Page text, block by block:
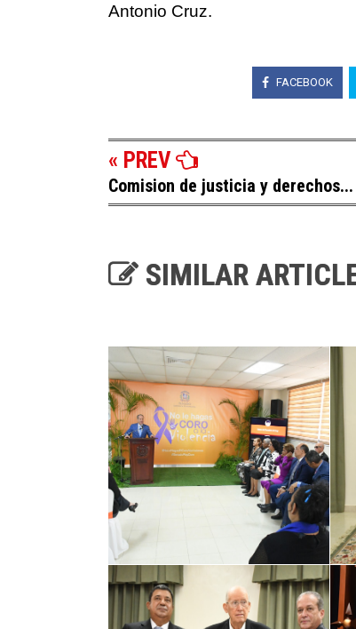
Antonio Cruz.
FACEBOOK
« PREV
Comision de justicia y derechos...
SIMILAR